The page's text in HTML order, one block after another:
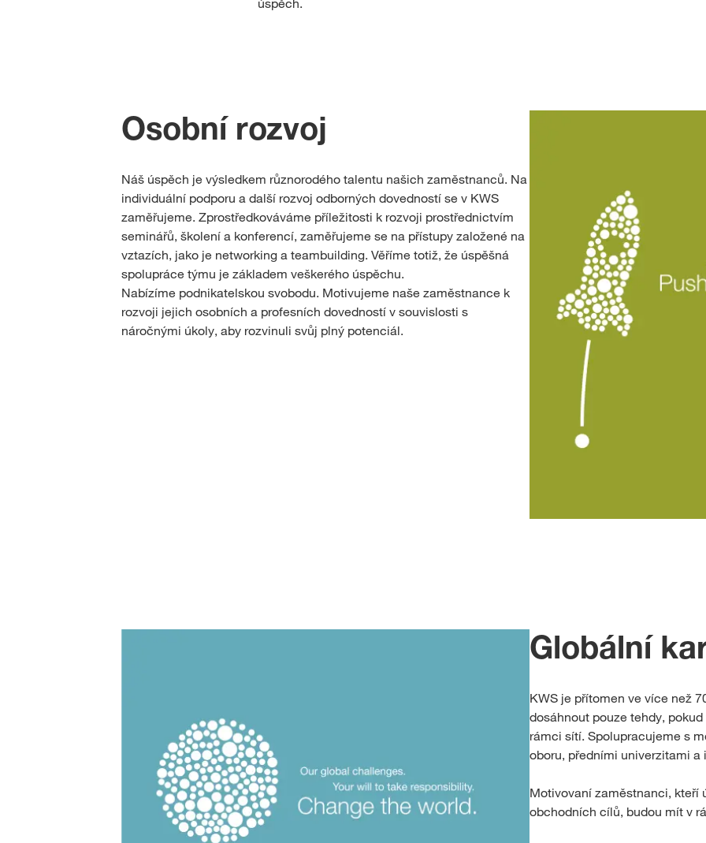
úspěch.
Osobní rozvoj
Náš úspěch je výsledkem různorodého talentu našich zaměstnanců. Na
individuální podporu a další rozvoj odborných dovedností se v KWS
zaměřujeme. Zprostředkováváme příležitosti k rozvoji prostřednictvím
seminářů, školení a konferencí, zaměřujeme se na přístupy založené na
vztazích, jako je networking a teambuilding. Věříme totiž, že úspěšná
spolupráce týmu je základem veškerého úspěchu.
Nabízíme podnikatelskou svobodu. Motivujeme naše zaměstnance k
rozvoji jejich osobních a profesních dovedností v souvislosti s
náročnými úkoly, aby rozvinuli svůj plný potenciál.
Globální
KWS je přítomen ve více než
dosáhnout pouze tehdy,
rámci sítí. Spolupracujeme s
oboru, předními univerzitami
Motivovaní zaměstnanci, kteří
obchodních cílů, budou mít v